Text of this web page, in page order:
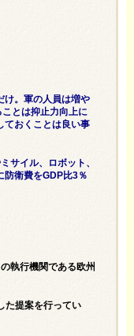
け。軍の人員は増や
とは抑止力向上に
ておくことは良い事
サイル、ロボット、
防衛費をGDP比3％
執行機関である欧州
た提案を行ってい